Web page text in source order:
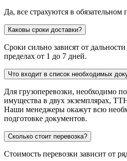
Да, все страхуются в обязательном
Каковы сроки доставки?
Сроки сильно зависят от
пределах от 1 до 7 дней.
Что входит в список необходимых
Для грузоперевозки, необходимо
имущества в двух экземплярах,
Наши менеджеры окажут всю
подготовке документов.
Сколько стоит перевозка?
Стоимость перевозки зависит от